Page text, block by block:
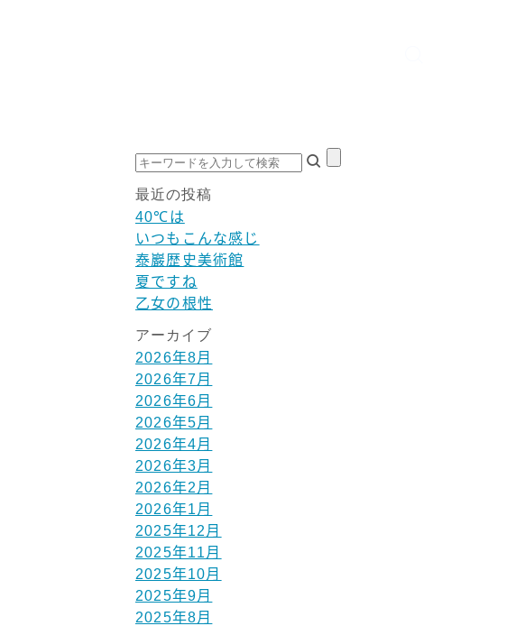
最近の投稿
40℃は
いつもこんな感じ
泰巖歴史美術館
夏ですね
乙女の根性
アーカイブ
2026年8月
2026年7月
2026年6月
2026年5月
2026年4月
2026年3月
2026年2月
2026年1月
2025年12月
2025年11月
2025年10月
2025年9月
2025年8月